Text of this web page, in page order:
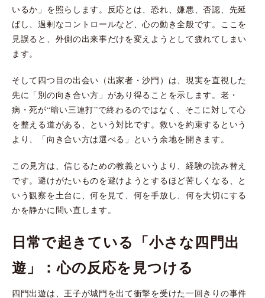
いるか」を照らします。反応とは、恐れ、嫌悪、否認、先延
ばし、過剰なコントロールなど、心の動き全般です。ここを
見誤ると、外側の出来事だけを変えようとして疲れてしまい
ます。
そして四つ目の出会い（出家者・沙門）は、現実を直視した
先に「別の向き合い方」があり得ることを示します。老・
病・死が“暗い三連打”で終わるのではなく、そこに対して心
を整える道がある、という対比です。救いを約束するという
より、「向き合い方は選べる」という余地を開きます。
この見方は、信じるための教義というより、経験の読み替え
です。避けがたいものを避けようとするほど苦しくなる、と
いう観察を土台に、何を見て、何を手放し、何を大切にする
かを静かに問い直します。
日常で起きている「小さな四門出
遊」：心の反応を見つける
四門出遊は、王子が城門を出て衝撃を受けた一回きりの事件